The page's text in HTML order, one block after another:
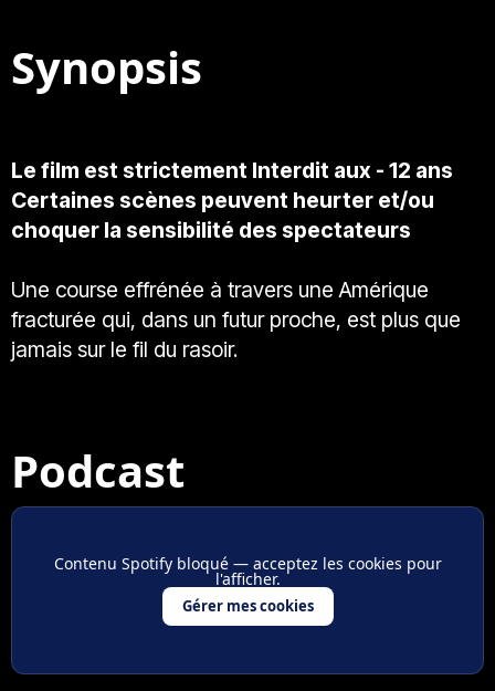
Synopsis
Le film est strictement Interdit aux - 12 ans
Certaines scènes peuvent heurter et/ou
choquer la sensibilité des spectateurs
Une course effrénée à travers une Amérique
fracturée qui, dans un futur proche, est plus que
jamais sur le fil du rasoir.
Podcast
Contenu Spotify bloqué — acceptez les cookies pour
l'afficher.
Gérer mes cookies